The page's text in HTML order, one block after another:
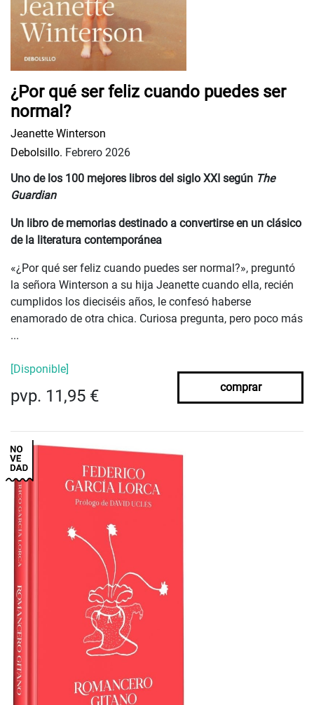
¿Por qué ser feliz cuando puedes ser
normal?
Jeanette Winterson
Debolsillo. Febrero 2026
Uno de los 100 mejores libros del siglo XXI según The
Guardian
Un libro de memorias destinado a convertirse en un clásico
de la literatura contemporánea
«¿Por qué ser feliz cuando puedes ser normal?», preguntó
la señora Winterson a su hija Jeanette cuando ella, recién
cumplidos los dieciséis años, le confesó haberse
enamorado de otra chica. Curiosa pregunta, pero poco más
...
[Disponible]
pvp. 11,95 € comprar